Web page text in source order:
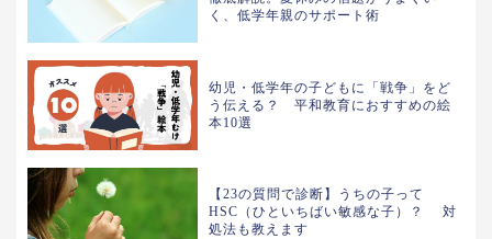
く、低学年親のサポート術
幼児・低学年の子どもに「戦争」をど
う伝える？ 平和教育におすすめの絵
本10選
【23の質問で診断】うちの子って
HSC（ひといちばい敏感な子）？ 対
処法も教えます